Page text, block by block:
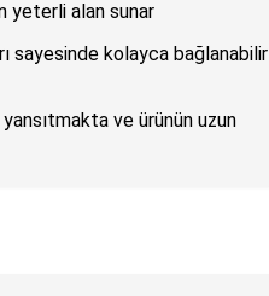
yeterli alan sunar
sayesinde kolayca bağlanabilir
ve ürünün uzun